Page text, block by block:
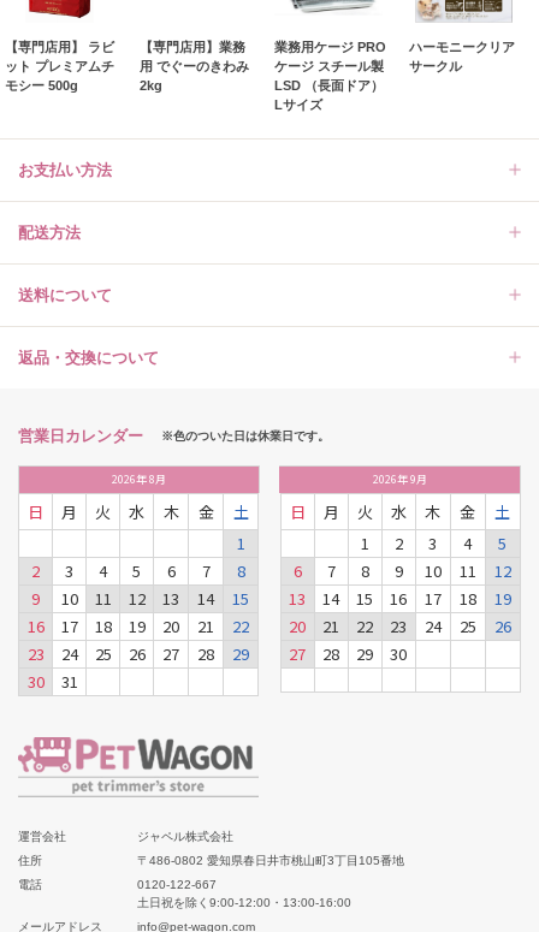
【専門店用】 ラビ
ット プレミアムチ
モシー 500g
【専門店用】業務
用 でぐーのきわみ
2kg
業務用ケージ PRO
ケージ スチール製
LSD （長面ドア）
Lサイズ
ハーモニークリア
サークル
お支払い方法
配送方法
送料について
返品・交換について
営業日カレンダー ※色のついた日は休業日です。
2026年8月
日 月 火 水 木 金
土
1
2
3 4 5 6 7
8
9
10 11 12 13 14
15
16
17 18 19 20 21
22
23
24 25 26 27 28
29
30
31
2026年9月
日 月 火 水 木 金
土
1
2 3 4
5
6
7 8 9 10 11
12
13
14 15 16 17 18
19
20
21 22 23 24 25
26
27
28 29 30
運営会社
ジャペル株式会社
住所
〒486-0802 愛知県春日井市桃山町3丁目105番地
電話
0120-122-667
土日祝を除く9:00-12:00・13:00-16:00
メールアドレス
info@pet-wagon.com